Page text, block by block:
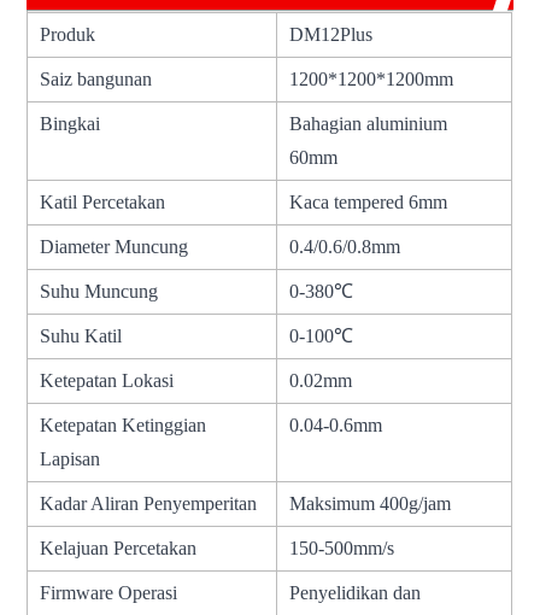
Produk DM12Plus
Saiz bangunan 1200*1200*1200mm
Bingkai
Bahagian aluminium
60mm
Katil Percetakan Kaca tempered 6mm
Diameter Muncung 0.4/0.6/0.8mm
Suhu Muncung 0-380℃
Suhu Katil 0-100℃
Ketepatan Lokasi 0.02mm
Ketepatan Ketinggian
Lapisan
0.04-0.6mm
Kadar Aliran Penyemperitan Maksimum 400g/jam
Kelajuan Percetakan 150-500mm/s
Firmware Operasi
Penyelidikan dan